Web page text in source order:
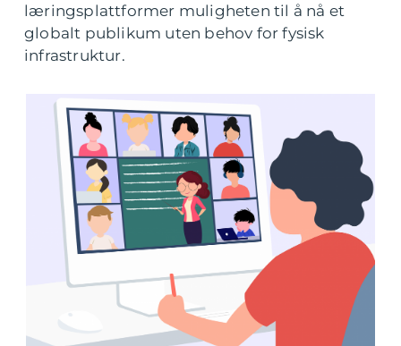
læringsplattformer muligheten til å nå et
globalt publikum uten behov for fysisk
infrastruktur.